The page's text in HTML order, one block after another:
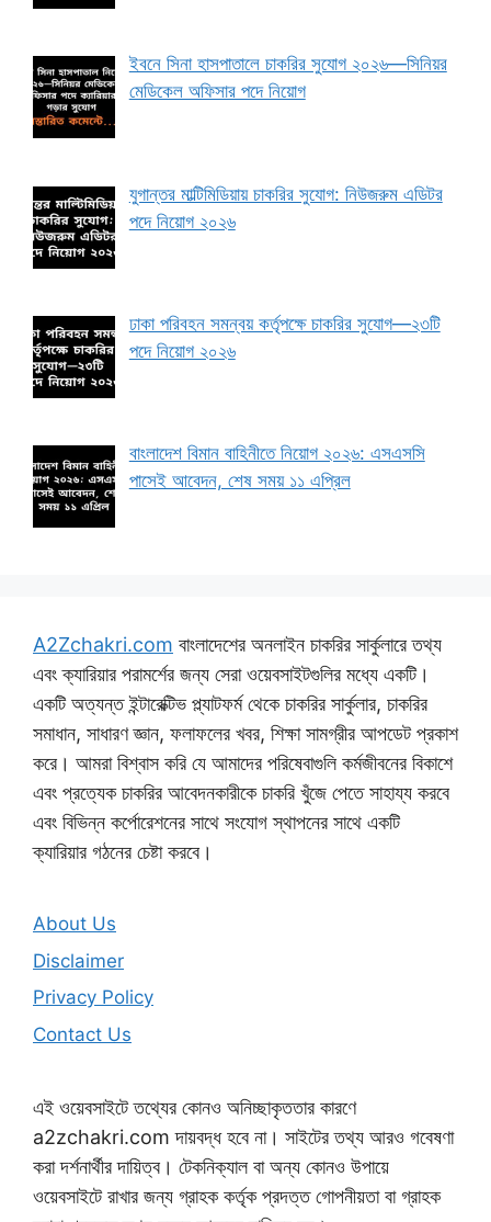
ইবনে সিনা হাসপাতালে চাকরির সুযোগ ২০২৬—সিনিয়র
মেডিকেল অফিসার পদে নিয়োগ
যুগান্তর মাল্টিমিডিয়ায় চাকরির সুযোগ: নিউজরুম এডিটর
পদে নিয়োগ ২০২৬
ঢাকা পরিবহন সমন্বয় কর্তৃপক্ষে চাকরির সুযোগ—২৩টি
পদে নিয়োগ ২০২৬
বাংলাদেশ বিমান বাহিনীতে নিয়োগ ২০২৬: এসএসসি
পাসেই আবেদন, শেষ সময় ১১ এপ্রিল
A2Zchakri.com বাংলাদেশের অনলাইন চাকরির সার্কুলারে তথ্য
এবং ক্যারিয়ার পরামর্শের জন্য সেরা ওয়েবসাইটগুলির মধ্যে একটি।
একটি অত্যন্ত ইন্টারেক্টিভ প্ল্যাটফর্ম থেকে চাকরির সার্কুলার, চাকরির
সমাধান, সাধারণ জ্ঞান, ফলাফলের খবর, শিক্ষা সামগ্রীর আপডেট প্রকাশ
করে। আমরা বিশ্বাস করি যে আমাদের পরিষেবাগুলি কর্মজীবনের বিকাশে
এবং প্রত্যেক চাকরির আবেদনকারীকে চাকরি খুঁজে পেতে সাহায্য করবে
এবং বিভিন্ন কর্পোরেশনের সাথে সংযোগ স্থাপনের সাথে একটি
ক্যারিয়ার গঠনের চেষ্টা করবে।
About Us
Disclaimer
Privacy Policy
Contact Us
এই ওয়েবসাইটে তথ্যের কোনও অনিচ্ছাকৃততার কারণে
a2zchakri.com দায়বদ্ধ হবে না। সাইটের তথ্য আরও গবেষণা
করা দর্শনার্থীর দায়িত্ব। টেকনিক্যাল বা অন্য কোনও উপায়ে
ওয়েবসাইটে রাখার জন্য গ্রাহক কর্তৃক প্রদত্ত গোপনীয়তা বা গ্রাহক